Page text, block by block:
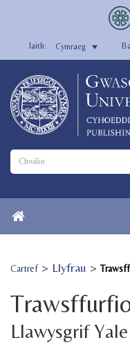
Cymraeg
Cartref> Llyfrau >
Llawysgrif